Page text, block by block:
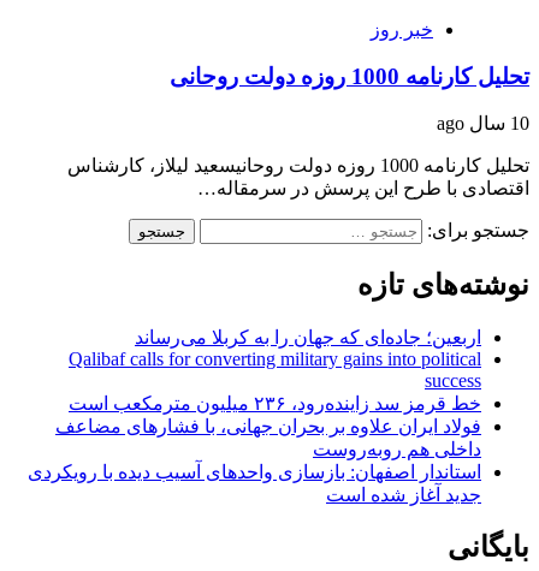
خبر روز
تحلیل کارنامه 1000 روزه دولت روحانی
10 سال ago
تحلیل کارنامه 1000 روزه دولت روحانیسعید لیلاز، کارشناس
اقتصادی با طرح این پرسش در سرمقاله…
جستجو برای:
نوشته‌های تازه
اربعین؛ جاده‌ای که جهان را به کربلا می‌رساند
Qalibaf calls for converting military gains into political
success
خط قرمز سد زاینده‌رود، ۲۳۶ میلیون مترمکعب است
فولاد ایران علاوه بر بحران جهانی، با فشارهای مضاعف
داخلی هم روبه‌روست
استاندار اصفهان: بازسازی واحدهای آسیب دیده با رویکردی
جدید آغاز شده است
بایگانی